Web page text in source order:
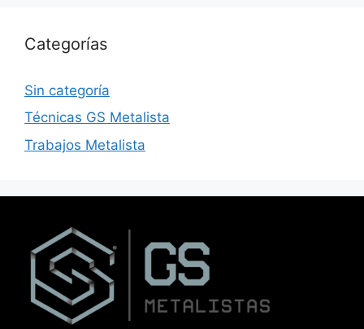
Categorías
Sin categoría
Técnicas GS Metalista
Trabajos Metalista